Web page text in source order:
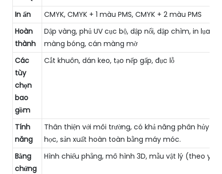
In ấn
CMYK, CMYK + 1 màu PMS, CMYK + 2 màu PMS
Hoàn
thành
Dập vàng, phủ UV cục bộ, dập nổi, dập chìm, in lụa,
màng bóng, cán màng mờ
Các
tùy
chọn
bao
gồm
Cắt khuôn, dán keo, tạo nếp gấp, đục lỗ
Tính
năng
Thân thiện với môi trường, có khả năng phân hủy
học, sản xuất hoàn toàn bằng máy móc.
Bằng
chứng
Hình chiếu phẳng, mô hình 3D, mẫu vật lý (theo